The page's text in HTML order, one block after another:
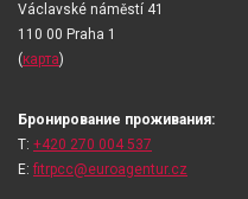
Václavské náměstí 41
110 00 Praha 1
(карта)
Бронирование проживания:
T: +420 270 004 537
E: fitrpcc@euroagentur.cz